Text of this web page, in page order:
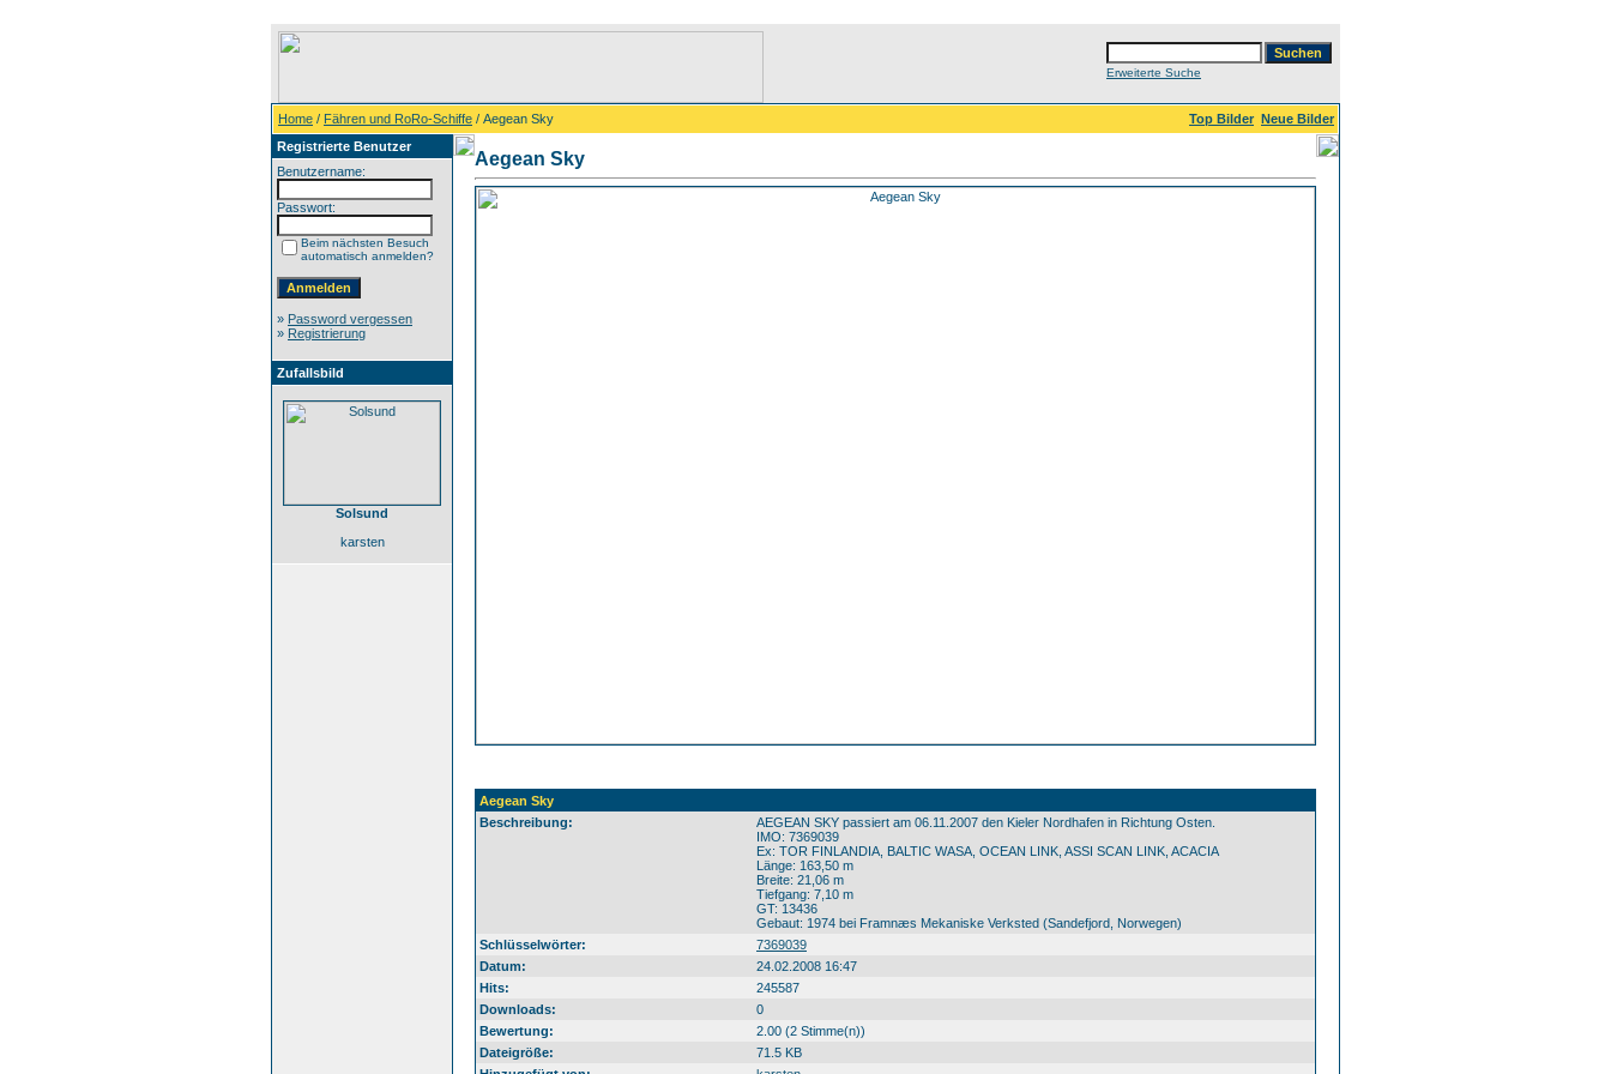
Erweiterte Suche
Home / Fähren und RoRo-Schiffe / Aegean Sky Top Bilder Neue Bilder
Registrierte Benutzer
Benutzername:
Passwort:
Beim nächsten Besuch
automatisch anmelden?
» Password vergessen
» Registrierung
Zufallsbild
Solsund
karsten
Aegean Sky
Aegean Sky
Beschreibung:
AEGEAN SKY passiert am 06.11.2007 den Kieler Nordhafen in Richtung Osten.
IMO: 7369039
Ex: TOR FINLANDIA, BALTIC WASA, OCEAN LINK, ASSI SCAN LINK, ACACIA
Länge: 163,50 m
Breite: 21,06 m
Tiefgang: 7,10 m
GT: 13436
Gebaut: 1974 bei Framnæs Mekaniske Verksted (Sandefjord, Norwegen)
Schlüsselwörter:
7369039
Datum:
24.02.2008 16:47
Hits:
245587
Downloads:
0
Bewertung:
2.00 (2 Stimme(n))
Dateigröße:
71.5 KB